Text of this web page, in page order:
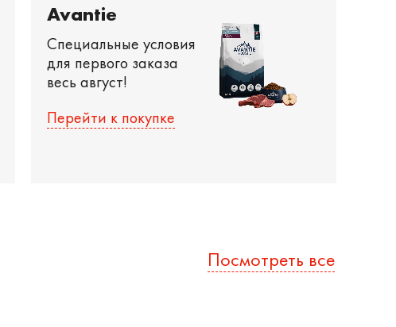
Avantie
Специальные условия
для первого заказа
весь август!
Перейти к покупке
Посмотреть все